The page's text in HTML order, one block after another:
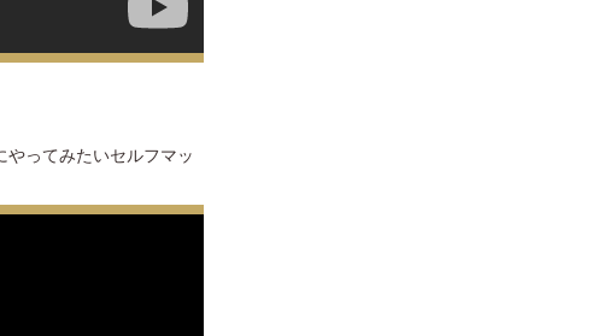
ってみたいセルフマッ